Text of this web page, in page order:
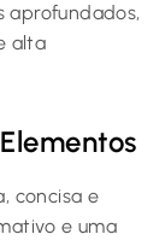
aprofundados,
alta
concisa e
e uma